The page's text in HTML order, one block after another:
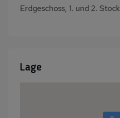
Erdgeschoss, 1. und 2. Stock
Lage